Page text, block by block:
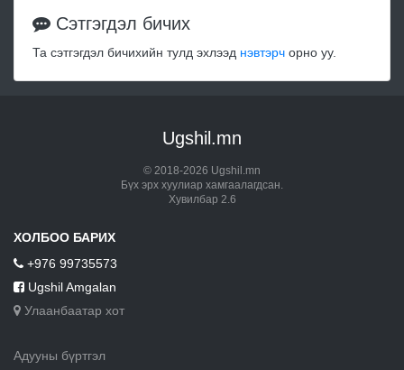
Сэтгэгдэл бичих
Та сэтгэгдэл бичихийн тулд эхлээд нэвтэрч орно уу.
Ugshil.mn
© 2018-2026 Ugshil.mn
Бүх эрх хуулиар хамгаалагдсан.
Хувилбар 2.6
ХОЛБОО БАРИХ
+976 99735573
Ugshil Amgalan
Улаанбаатар хот
Адууны бүртгэл